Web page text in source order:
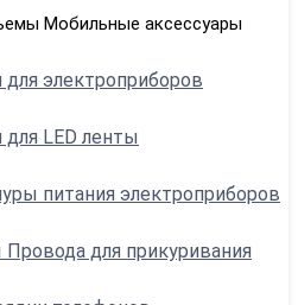
Мобильные аксессуары
для электроприборов
для LED ленты
питания электроприборов
для прикуривания